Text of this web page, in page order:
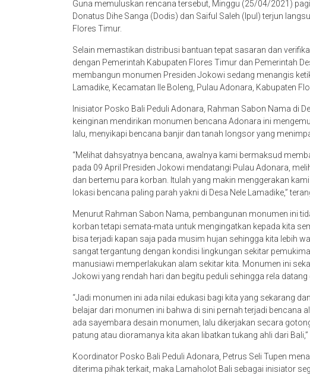
Guna memuluskan rencana tersebut, Minggu (25/04/2021)
Donatus Dihe Sanga (Dodis) dan Saiful Saleh (Ipul) terjun
Flores Timur.
Selain memastikan distribusi bantuan tepat sasaran dan
dengan Pemerintah Kabupaten Flores Timur dan Pemerintah
membangun monumen Presiden Jokowi sedang menangis
Lamadike, Kecamatan Ile Boleng, Pulau Adonara, Kabupaten
Inisiator Posko Bali Peduli Adonara, Rahman Sabon Nama di
keinginan mendirikan monumen bencana Adonara ini
lalu, menyikapi bencana banjir dan tanah longsor yang
“Melihat dahsyatnya bencana, awalnya kami bermaksud
pada 09 April Presiden Jokowi mendatangi Pulau Adonara,
dan bertemu para korban. Itulah yang makin menggerakan
lokasi bencana paling parah yakni di Desa Nele Lamadike,”
Menurut Rahman Sabon Nama, pembangunan monumen ini
korban tetapi semata-mata untuk mengingatkan kepada kita
bisa terjadi kapan saja pada musim hujan sehingga kita lebih
sangat tergantung dengan kondisi lingkungan sekitar
manusiawi memperlakukan alam sekitar kita. Monumen ini
Jokowi yang rendah hari dan begitu peduli sehingga rela datang
“Jadi monumen ini ada nilai edukasi bagi kita yang sekarang
belajar dari monumen ini bahwa di sini pernah terjadi bencana
ada sayembara desain monumen, lalu dikerjakan secara
patung atau dioramanya kita akan libatkan tukang ahli dari
Koordinator Posko Bali Peduli Adonara, Petrus Seli Tupen
diterima pihak terkait, maka Lamaholot Bali sebagai inisiator